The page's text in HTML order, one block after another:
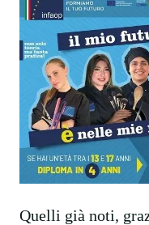
Quelli già noti,